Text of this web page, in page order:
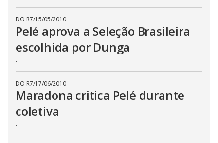
DO R7/15/05/2010
Pelé aprova a Seleção Brasileira
escolhida por Dunga
.
DO R7/17/06/2010
Maradona critica Pelé durante
coletiva
.